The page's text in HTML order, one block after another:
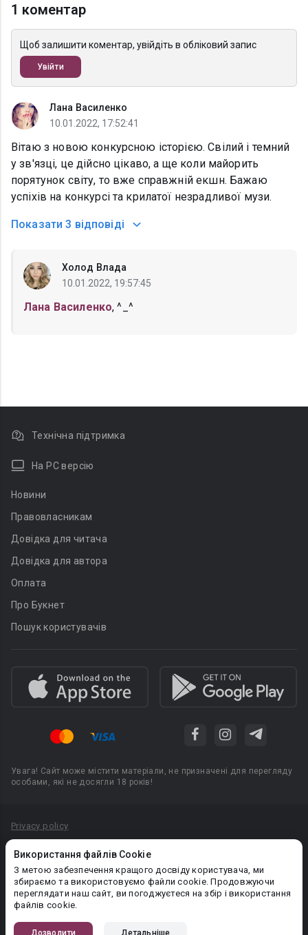
1 коментар
Щоб залишити коментар, увійдіть в обліковий запис
Увійти
Лана Василенко
10.01.2022, 17:52:41
Вітаю з новою конкурсною історією. Свілий і темний
у зв'язці, це дійсно цікаво, а ще коли майорить
порятунок світу, то вже справжній екшн. Бажаю
успіхів на конкурсі та крилатої незрадливої музи.
Показати 3 відповіді
Холод Влада
10.01.2022, 19:57:45
Лана Василенко, ^_^
Використання файлів Cookie
З метою забезпечення кращого досвіду користувача, ми
збираємо та використовуємо файли cookie. Продовжуючи
переглядати наш сайт, ви погоджуєтеся на збір і використання
файлів cookie.
Дозволити Детальніше
Технічна підтримка
На PC версію
Новини
Правовласникам
Довідка для читача
Довідка для автора
Оплата
Про Букнет
Пошук користувачів
Увага! Сайт може містити матеріали, не призначені для перегляду
особами, які не досягли 18 років!
Privacy policy
Політика конфіденційності
Правила публікації авторського контенту
PR-вiддiл: pr@booknet.com